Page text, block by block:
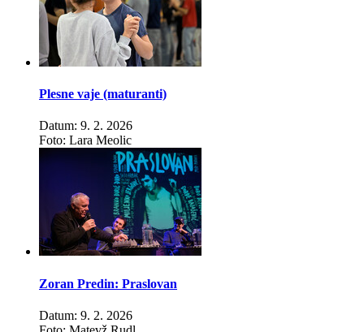
Plesne vaje (maturanti)
Datum: 9. 2. 2026
Foto: Lara Meolic
Zoran Predin: Praslovan
Datum: 9. 2. 2026